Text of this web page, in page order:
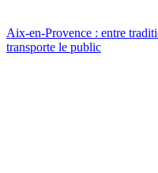
Aix-en-Provence : entre
transporte le public